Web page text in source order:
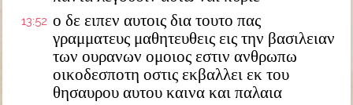
13:52 ο δε ειπεν αυτοις δια τουτο πας
γραμματευς μαθητευθεις εις την βασιλειαν
των ουρανων ομοιος εστιν ανθρωπω
οικοδεσποτη οστις εκβαλλει εκ του
θησαυρου αυτου καινα και παλαια